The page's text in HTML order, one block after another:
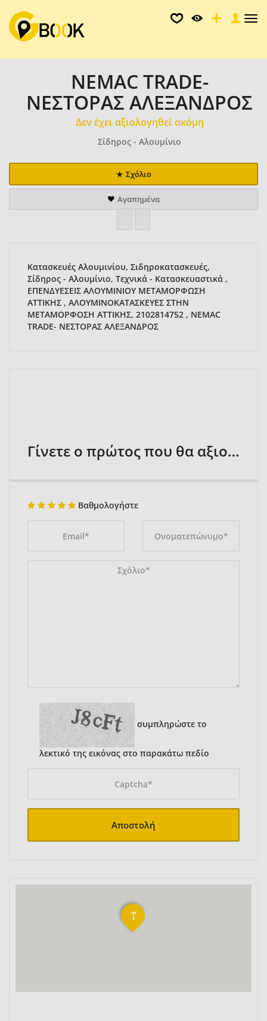
NEMAC TRADE-
ΝΕΣΤΟΡΑΣ ΑΛΕΞΑΝΔΡΟΣ
Δεν έχει αξιολογηθεί ακόμη
Σίδηρος - Αλουμίνιο
Σχόλιο
Αγαπημένα
Κατασκευές Αλουμινίου, Σιδηροκατασκευές,
Σίδηρος - Αλουμίνιο, Τεχνικά - Κατασκευαστικά ,
ΕΠΕΝΔΥΕΣΕΙΣ ΑΛΟΥΜΙΝΙΟΥ ΜΕΤΑΜΟΡΦΩΣΗ
ΑΤΤΙΚΗΣ , ΑΛΟΥΜΙΝΟΚΑΤΑΣΚΕΥΕΣ ΣΤΗΝ
ΜΕΤΑΜΟΡΦΟΣΗ ΑΤΤΙΚΗΣ, 2102814752 , NEMAC
TRADE- ΝΕΣΤΟΡΑΣ ΑΛΕΞΑΝΔΡΟΣ
Γίνετε ο πρώτος που θα αξιολογήσει
Βαθμολογήστε
συμπληρώστε το
λεκτικό της εικόνας στο παρακάτω πεδίο
Αποστολή